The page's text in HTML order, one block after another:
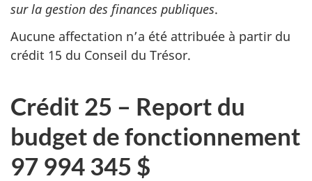
sur la gestion des finances publiques.
Aucune affectation n’a été attribuée à partir du
crédit 15 du Conseil du Trésor.
Crédit 25 – Report du
budget de fonctionnement
97 994 345 $